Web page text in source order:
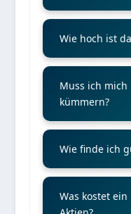
Wie hoch ist
Muss ich mich
kümmern?
Wie finde ich
Was kostet ein